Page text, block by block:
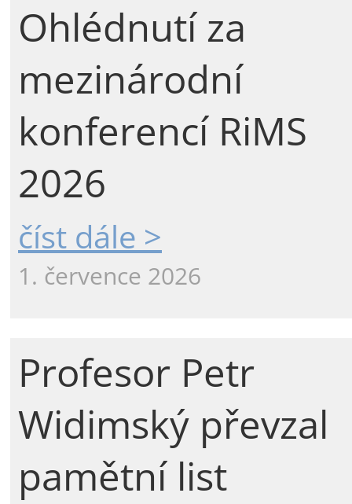
Ohlédnutí za
mezinárodní
konferencí RiMS
2026
číst dále >
1. července 2026
Profesor Petr
Widimský převzal
pamětní list